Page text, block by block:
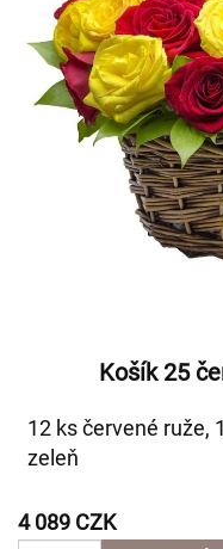
Košík 25
12 ks červené ruže,
zeleň
4 089 CZK